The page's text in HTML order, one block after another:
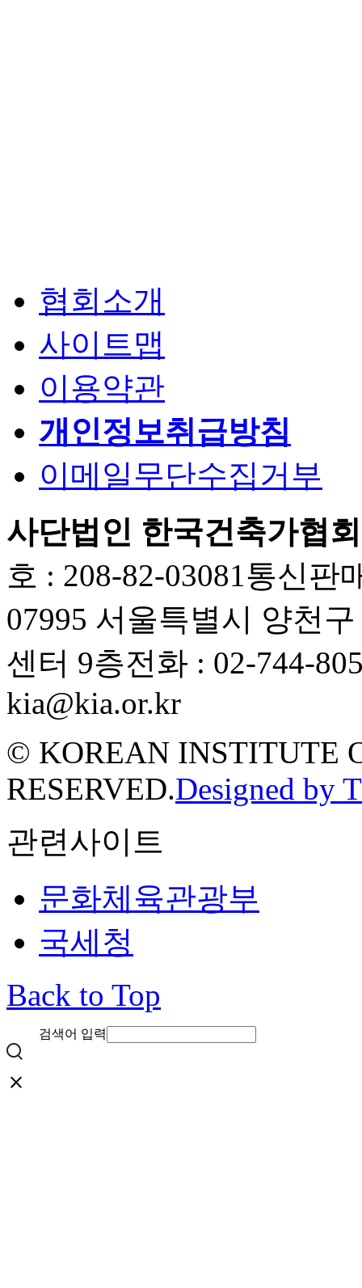
협회소개
사이트맵
이용약관
개인정보취급방침
이메일무단수집거부
사단법인 한국건축가협회
호 : 208-82-03081통신판
07995 서울특별시 양천
센터 9층전화 : 02-744-
kia@kia.or.kr
© KOREAN INSTITUTE
RESERVED.Designed by
관련사이트
문화체육관광부
국세청
Back to Top
검색어 입력
close